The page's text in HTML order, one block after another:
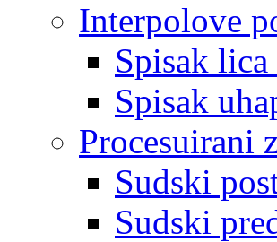
Interpolove
Spisak
Spisak
Procesuirani
Sudski
Sudski